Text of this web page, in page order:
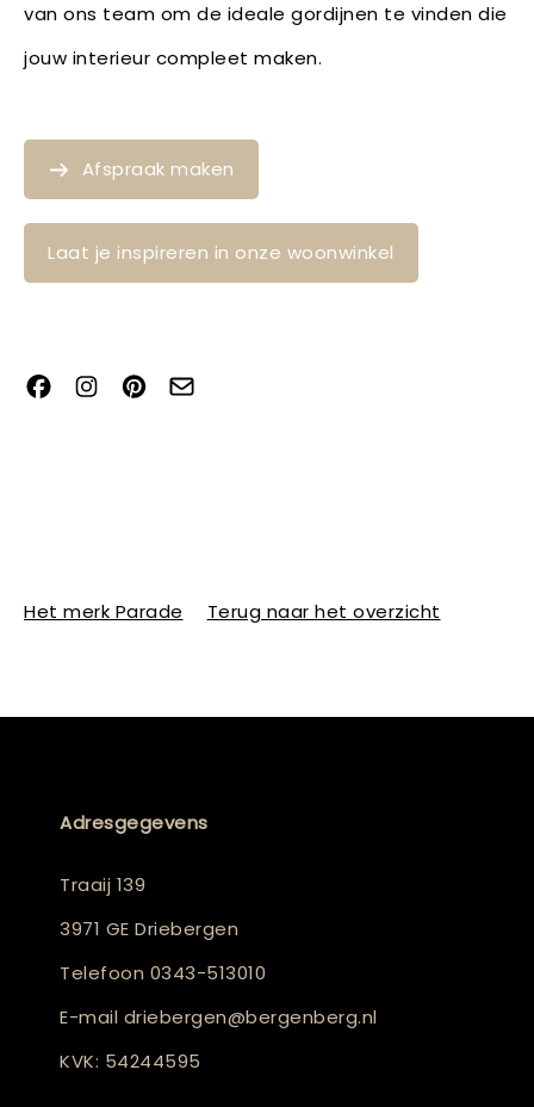
van ons team om de ideale gordijnen te vinden die
jouw interieur compleet maken.
Afspraak maken
Laat je inspireren in onze woonwinkel
Het merk Parade Terug naar het overzicht
Adresgegevens
Traaij 139
3971 GE Driebergen
Telefoon 0343-513010
E-mail driebergen@bergenberg.nl
KVK: 54244595